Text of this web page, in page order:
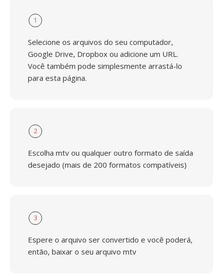
1
Selecione os arquivos do seu computador,
Google Drive, Dropbox ou adicione um URL.
Você também pode simplesmente arrastá-lo
para esta página.
2
Escolha mtv ou qualquer outro formato de saída
desejado (mais de 200 formatos compatíveis)
3
Espere o arquivo ser convertido e você poderá,
então, baixar o seu arquivo mtv